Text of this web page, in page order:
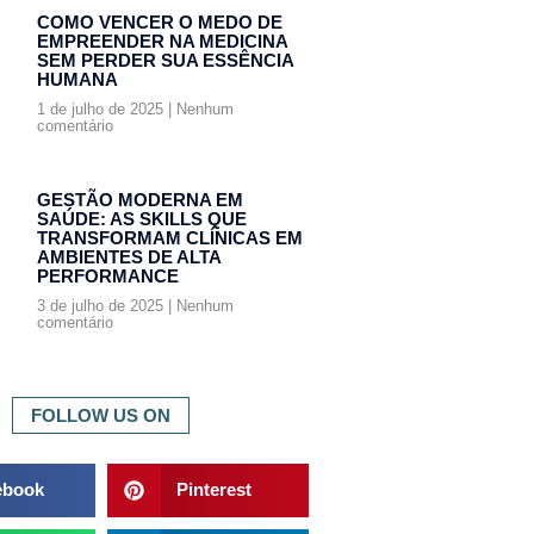
COMO VENCER O MEDO DE
EMPREENDER NA MEDICINA
SEM PERDER SUA ESSÊNCIA
HUMANA
1 de julho de 2025 Nenhum
comentário
GESTÃO MODERNA EM
SAÚDE: AS SKILLS QUE
TRANSFORMAM CLÍNICAS EM
AMBIENTES DE ALTA
PERFORMANCE
3 de julho de 2025 Nenhum
comentário
FOLLOW US ON
Pinterest